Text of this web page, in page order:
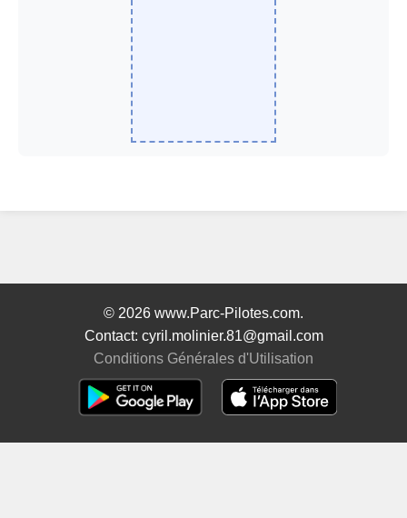
© 2026 www.Parc-Pilotes.com.
Contact: cyril.molinier.81@gmail.com
Conditions Générales d'Utilisation